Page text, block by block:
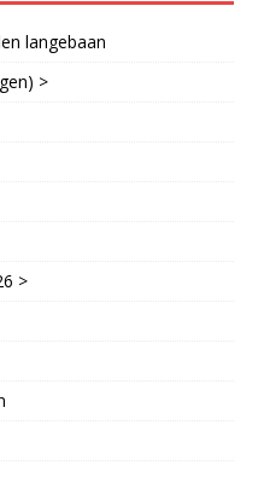
langebaan
>
>